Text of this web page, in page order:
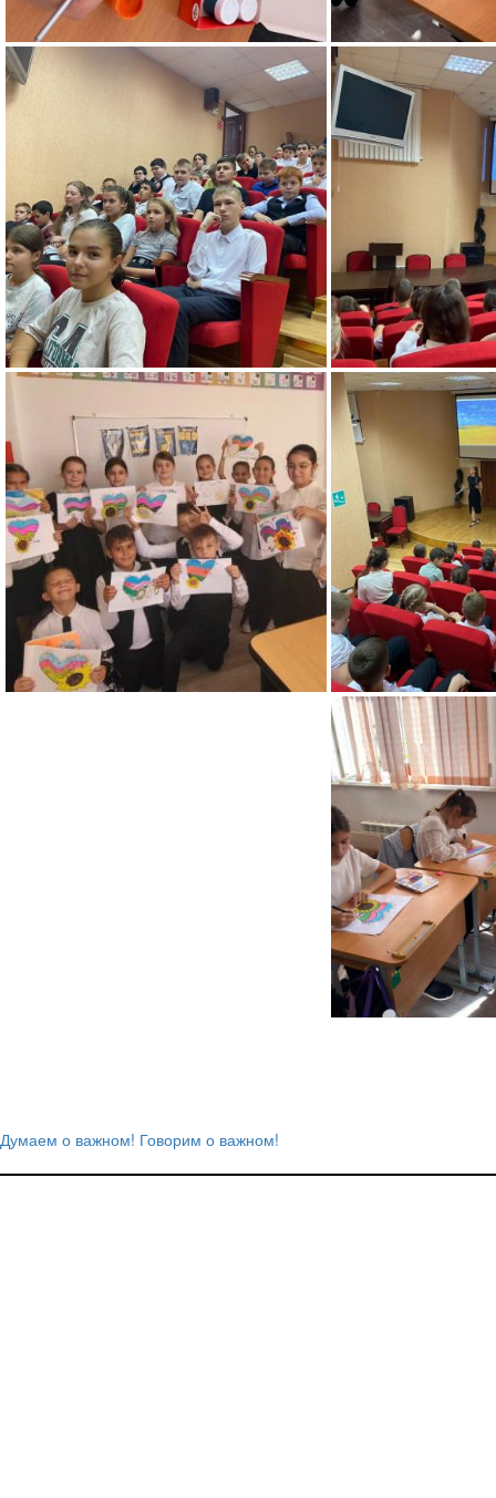
Думаем о важном! Говорим о важном!